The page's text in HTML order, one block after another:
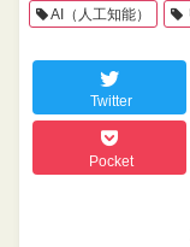
AI（人工知能）
Twitter
Pocket